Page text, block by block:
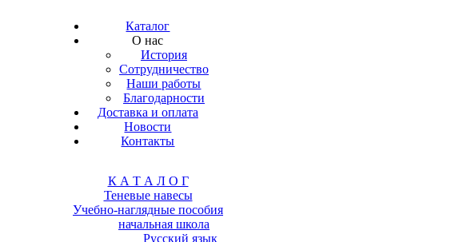
Каталог
О нас
История
Сотрудничество
Наши работы
Благодарности
Доставка и оплата
Новости
Контакты
К А Т А Л О Г
Теневые навесы
Учебно-наглядные пособия
начальная школа
Русский язык